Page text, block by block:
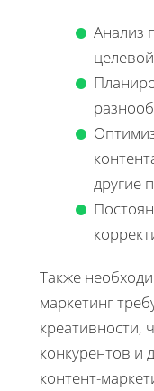
Анализ
другие
Также
маркетинг
креативности,
конкурентов и
контент-